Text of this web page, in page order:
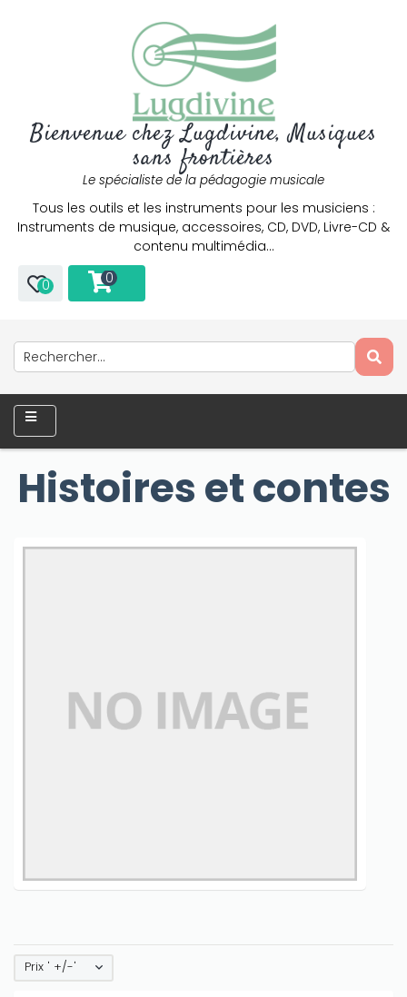
Bienvenue chez Lugdivine, Musiques
sans frontières
Le spécialiste de la pédagogie musicale
Tous les outils et les instruments pour les musiciens :
Instruments de musique, accessoires, CD, DVD, Livre-CD &
contenu multimédia…
0 0
Histoires et contes
Prix ' +/-'